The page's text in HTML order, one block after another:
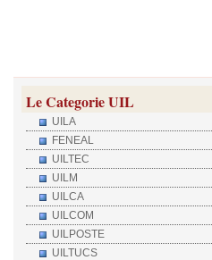
Le Categorie UIL
UILA
FENEAL
UILTEC
UILM
UILCA
UILCOM
UILPOSTE
UILTUCS